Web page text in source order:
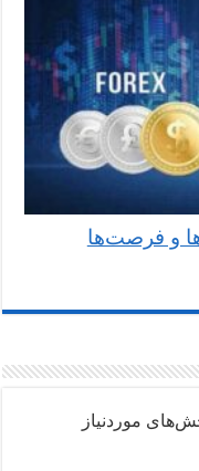
و فرصت‌ها
موردنیاز